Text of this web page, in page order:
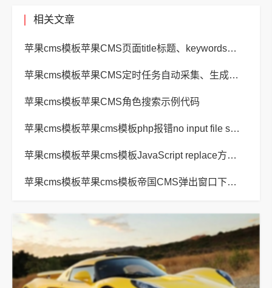
相关文章
苹果cms模板苹果CMS页面title标题、keywords关键词、description描述SEO优化
苹果cms模板苹果CMS定时任务自动采集、生成、推送
苹果cms模板苹果CMS角色搜索示例代码
苹果cms模板苹果cms模板php报错no input file specified解决方法
苹果cms模板苹果cms模板JavaScript replace方法替换字符串空格方法
苹果cms模板苹果cms模板帝国CMS弹出窗口下载方式改为点击链接直接下载教程